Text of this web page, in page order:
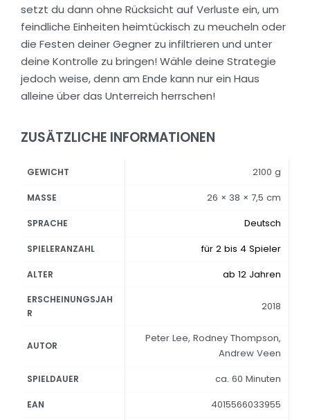
setzt du dann ohne Rücksicht auf Verluste ein, um
feindliche Einheiten heimtückisch zu meucheln oder
die Festen deiner Gegner zu infiltrieren und unter
deine Kontrolle zu bringen! Wähle deine Strategie
jedoch weise, denn am Ende kann nur ein Haus
alleine über das Unterreich herrschen!
ZUSÄTZLICHE INFORMATIONEN
GEWICHT 2100 g
MASSE 26 × 38 × 7,5 cm
SPRACHE Deutsch
SPIELERANZAHL für 2 bis 4 Spieler
ALTER ab 12 Jahren
ERSCHEINUNGSJAH
R
2018
AUTOR
Peter Lee, Rodney Thompson,
Andrew Veen
SPIELDAUER ca. 60 Minuten
EAN 4015566033955